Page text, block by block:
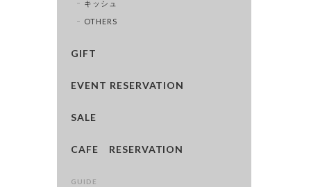
キッシュ
OTHERS
GIFT
EVENT RESERVATION
SALE
CAFE RESERVATION
GUIDE